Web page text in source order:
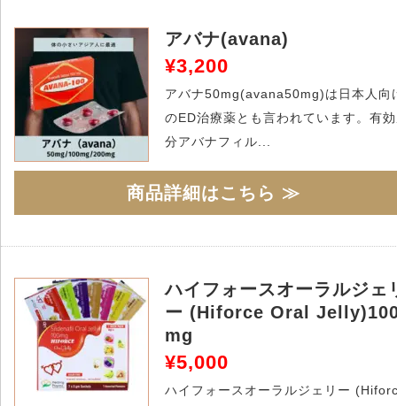
アバナ(avana)
¥3,200
アバナ50mg(avana50mg)は日本人向
のED治療薬とも言われています。有
分アバナフィル...
商品詳細はこちら ≫
ハイフォースオーラルジェ
ー (Hiforce Oral
mg
¥5,000
ハイフォースオーラルジェリー